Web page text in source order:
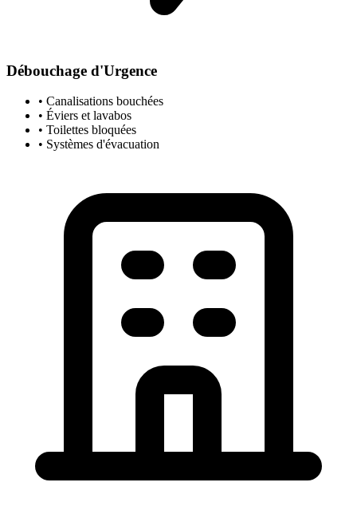
Débouchage d'Urgence
• Canalisations bouchées
• Éviers et lavabos
• Toilettes bloquées
• Systèmes d'évacuation